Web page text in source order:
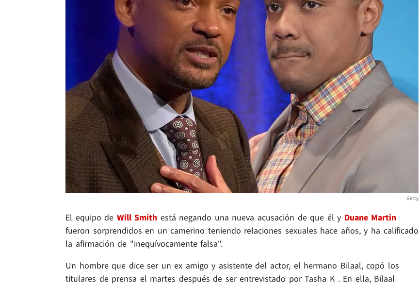
Getty
El equipo de Will Smith está negando una nueva acusación de que él y Duane Martin
fueron sorprendidos en un camerino teniendo relaciones sexuales hace años, y ha calificado
la afirmación de "inequívocamente falsa".
Un hombre que dice ser un ex amigo y asistente del actor, el hermano Bilaal, copó los
titulares de prensa el martes después de ser entrevistado por Tasha K . En ella, Bilaal